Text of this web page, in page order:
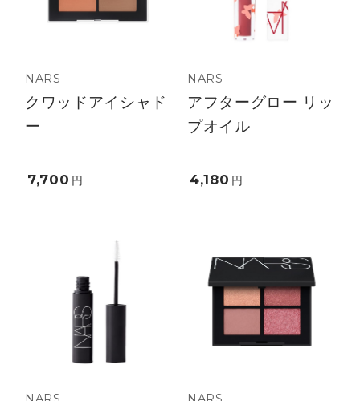
NARS
クワッドアイシャド
ー
7,700 円
NARS
アフターグロー リッ
プオイル
4,180 円